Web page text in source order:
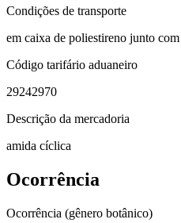
Condições de transporte
em caixa de poliestireno junto
Código tarifário aduaneiro
29242970
Descrição da mercadoria
amida cíclica
Ocorrência
Ocorrência (gênero botânico)